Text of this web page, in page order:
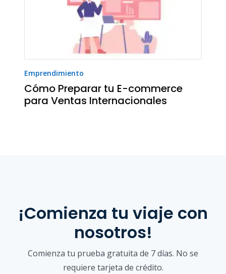
Emprendimiento
Cómo Preparar tu E-commerce
para Ventas Internacionales
¡Comienza tu viaje con
nosotros!
Comienza tu prueba gratuita de 7 días. No se
requiere tarjeta de crédito.